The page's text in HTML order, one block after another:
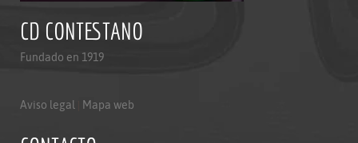
CD CONTESTANO
Fundado en 1919
Aviso legal Mapa web